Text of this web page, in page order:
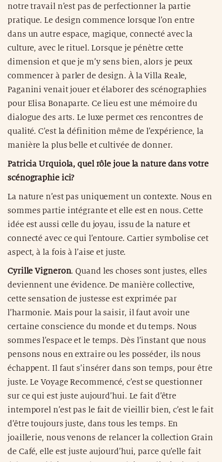
notre travail n’est pas de perfectionner la partie
pratique. Le design commence lorsque l’on entre
dans un autre espace, magique, connecté avec la
culture, avec le rituel. Lorsque je pénètre cette
dimension et que je m’y sens bien, alors je peux
commencer à parler de design. À la Villa Reale,
Paganini venait jouer et élaborer des scénographies
pour Elisa Bonaparte. Ce lieu est une mémoire du
dialogue des arts. Le luxe permet ces rencontres de
qualité. C’est la définition même de l’expérience, la
manière la plus belle et cultivée de donner.
Patricia Urquiola, quel rôle joue la nature dans votre
scénographie ici?
La nature n’est pas uniquement un contexte. Nous en
sommes partie intégrante et elle est en nous. Cette
idée est aussi celle du joyau, issu de la nature et
connecté avec ce qui l’entoure. Cartier symbolise cet
aspect, à la fois à l’aise et juste.
Cyrille Vigneron. Quand les choses sont justes, elles
deviennent une évidence. De manière collective,
cette sensation de justesse est exprimée par
l’harmonie. Mais pour la saisir, il faut avoir une
certaine conscience du monde et du temps. Nous
sommes l’espace et le temps. Dès l’instant que nous
pensons nous en extraire ou les posséder, ils nous
échappent. Il faut s’insérer dans son temps, pour être
juste. Le Voyage Recommencé, c’est se questionner
sur ce qui est juste aujourd’hui. Le fait d’être
intemporel n’est pas le fait de vieillir bien, c’est le fait
d’être toujours juste, dans tous les temps. En
joaillerie, nous venons de relancer la collection Grain
de Café, elle est juste aujourd’hui, parce qu’elle fait